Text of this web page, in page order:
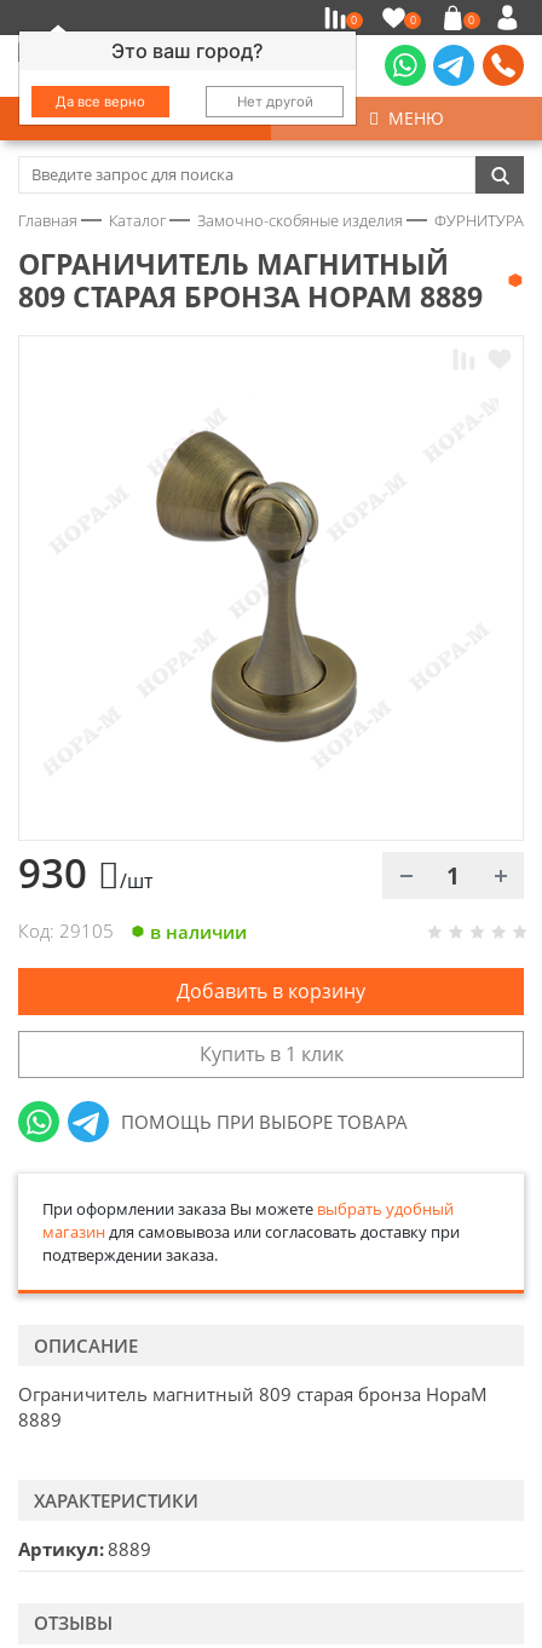
Это ваш город?
Да все верно Нет другой
0 0 0
КАТАЛОГ МЕНЮ
Замочно-скобяные изделия
Колеса
Главная Каталог Замочно-скобяные изделия ФУРНИТУРА
ОГРАНИЧИТЕЛЬ МАГНИТНЫЙ
809 СТАРАЯ БРОНЗА НОРАМ 8889
930 /шт
Код: 29105 в наличии
Добавить в корзину
Купить в 1 клик
ПОМОЩЬ ПРИ ВЫБОРЕ ТОВАРА
При оформлении заказа Вы можете выбрать удобный
магазиндля самовывоза или согласовать доставку при
подтверждении заказа.
ОПИСАНИЕ
Ограничитель магнитный 809 старая бронза НораМ
8889
ХАРАКТЕРИСТИКИ
Артикул 8889
ОТЗЫВЫ